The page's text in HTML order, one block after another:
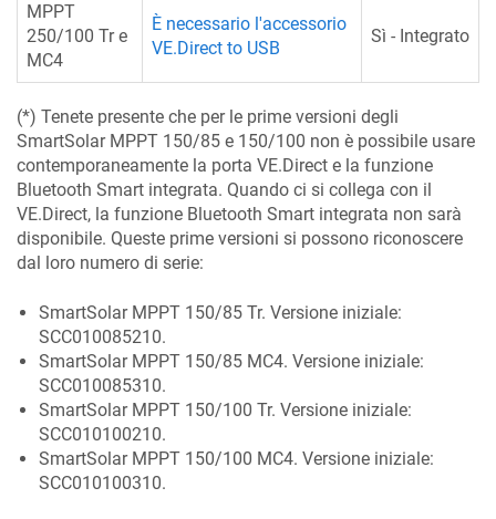
MPPT
250/100 Tr e
MC4
È necessario l'accessorio
VE.Direct to USB
Sì - Integrato
(*) Tenete presente che per le prime versioni degli
SmartSolar MPPT 150/85 e 150/100 non è possibile usare
contemporaneamente la porta VE.Direct e la funzione
Bluetooth Smart integrata. Quando ci si collega con il
VE.Direct, la funzione Bluetooth Smart integrata non sarà
disponibile. Queste prime versioni si possono riconoscere
dal loro numero di serie:
SmartSolar MPPT 150/85 Tr. Versione iniziale:
SCC010085210.
SmartSolar MPPT 150/85 MC4. Versione iniziale:
SCC010085310.
SmartSolar MPPT 150/100 Tr. Versione iniziale:
SCC010100210.
SmartSolar MPPT 150/100 MC4. Versione iniziale:
SCC010100310.